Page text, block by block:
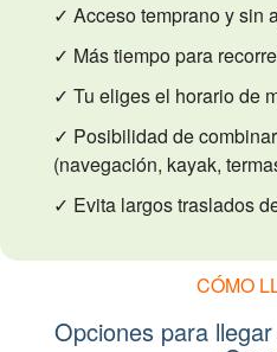
✓ Acceso temprano y sin
✓ Más tiempo para
✓ Tu eliges el horario de
✓ Posibilidad de
(navegación, kayak,
✓ Evita largos traslados
CÓMO
Opciones para